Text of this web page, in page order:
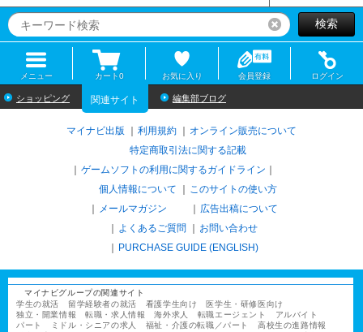
リセット検索
メニュー カート0 お気に入り 会員登録 ログイン
ショッピング 関連サイト 編集部ブログ
マイナビ出版 利用規約
オンライン販売について
特定商取引法に関する記載
ゲームソフトの利用に関するガイドライン
個人情報について
このサイトの使い方
メールマガジン
広告出稿について
よくあるご質問
お問い合わせ
PURCHASE GUIDE (ENGLISH)
マイナビグループの関連サイト
学生の就活
留学経験者の就活 看護学生向け
医学生・研修医向け
独立・開業情報
転職・求人情報 海外求人 転職エージェント
アルバイト
パート
ミドル・シニアの求人 福祉・介護の転職／パート
高校生の進路情報